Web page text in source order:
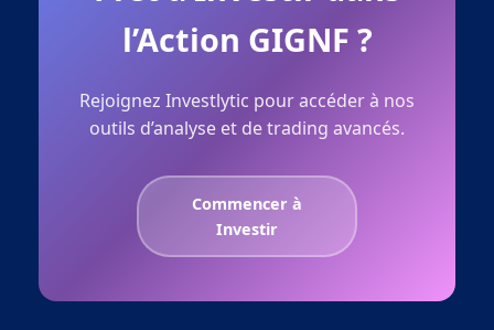
l’Action GIGNF ?
Rejoignez Investlytic pour accéder à nos
outils d’analyse et de trading avancés.
Commencer à
Investir